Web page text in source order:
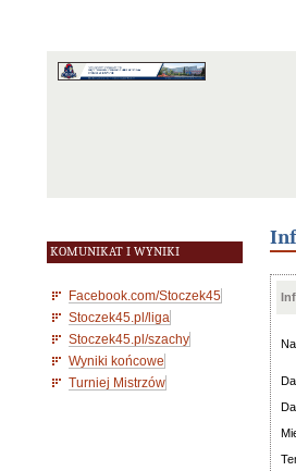
KOMUNIKAT I WYNIKI
Facebook.com/Stoczek45
Stoczek45.pl/liga
Stoczek45.pl/szachy
Wyniki końcowe
Turniej Mistrzów